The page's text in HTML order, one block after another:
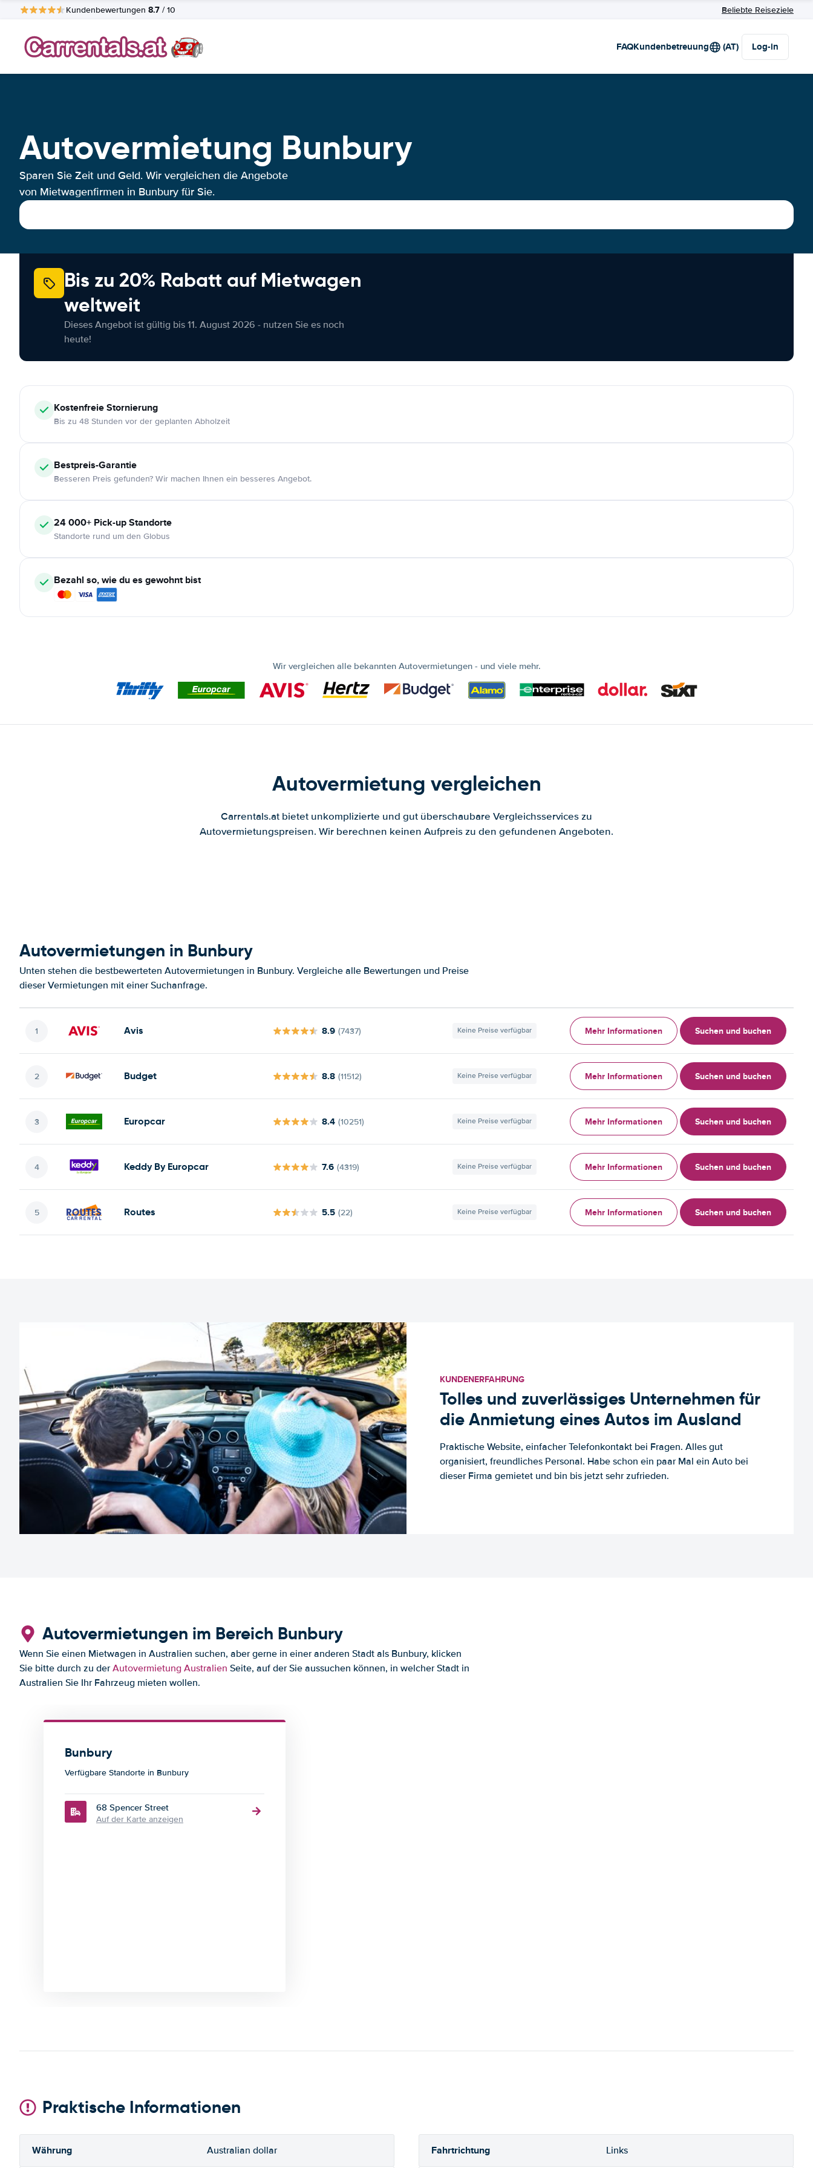
Kundenbewertungen 8.7 / 10 Beliebte Reiseziele
FAQKundenbetreuung (AT) Log-in
Autovermietung Bunbury
Sparen Sie Zeit und Geld. Wir vergleichen die Angebote
von Mietwagenfirmen in Bunbury für Sie.
Bis zu 20% Rabatt auf Mietwagen
weltweit
Dieses Angebot ist gültig bis 11. August 2026 - nutzen Sie es noch
heute!
KostenfreieStornierung
Bis zu 48 Stunden vor der geplanten Abholzeit
Bestpreis-Garantie
Besseren Preis gefunden? Wir machen Ihnen ein besseres Angebot.
24 000+ Pick-up Standorte
Standorte rund um den Globus
Bezahl so, wie du es gewohnt bist
Wir vergleichen alle bekannten Autovermietungen - und viele mehr.
Autovermietung vergleichen
Carrentals.at bietet unkomplizierte und gut überschaubare Vergleichsservices zu
Autovermietungspreisen. Wir berechnen keinen Aufpreis zu den gefundenen Angeboten.
Autovermietungen in Bunbury
Unten stehen die bestbewerteten Autovermietungen in Bunbury. Vergleiche alle Bewertungen und Preise
dieser Vermietungen mit einer Suchanfrage.
Avis 8.9 (7437) Keine Preise verfügbar Mehr Informationen Suchen und buchen
Budget 8.8 (11512) Keine Preise verfügbar Mehr Informationen Suchen und buchen
Europcar 8.4 (10251) Keine Preise verfügbar Mehr Informationen Suchen und buchen
Keddy By Europcar 7.6 (4319) Keine Preise verfügbar Mehr Informationen Suchen und buchen
Routes 5.5 (22) Keine Preise verfügbar Mehr Informationen Suchen und buchen
KUNDENERFAHRUNG
Tolles und zuverlässiges Unternehmen für
die Anmietung eines Autos im Ausland
Praktische Website, einfacher Telefonkontakt bei Fragen. Alles gut
organisiert, freundliches Personal. Habe schon ein paar Mal ein Auto bei
dieser Firma gemietet und bin bis jetzt sehr zufrieden.
Autovermietungen im Bereich Bunbury
Wenn Sie einen Mietwagen in Australien suchen, aber gerne in einer anderen Stadt als Bunbury, klicken
Sie bitte durch zu derAutovermietung Australien Seite, auf der Sie aussuchen können, in welcher Stadt in
Australien Sie Ihr Fahrzeug mieten wollen.
Bunbury
Verfügbare Standorte in Bunbury
68 Spencer Street
Auf der Karte anzeigen
Praktische Informationen
Währung Australian dollar Fahrtrichtung Links